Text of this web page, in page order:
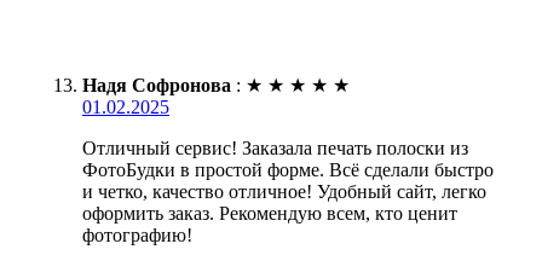
Надя Софронова : ★ ★ ★ ★ ★
01.02.2025
Отличный сервис! Заказала печать полоски из
ФотоБудки в простой форме. Всё сделали быстро
и четко, качество отличное! Удобный сайт, легко
оформить заказ. Рекомендую всем, кто ценит
фотографию!